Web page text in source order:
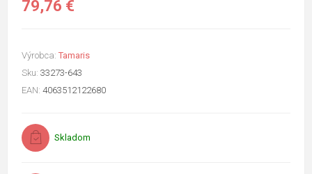
79,76 €
Výrobca: Tamaris
Sku: 33273-643
EAN: 4063512122680
Skladom